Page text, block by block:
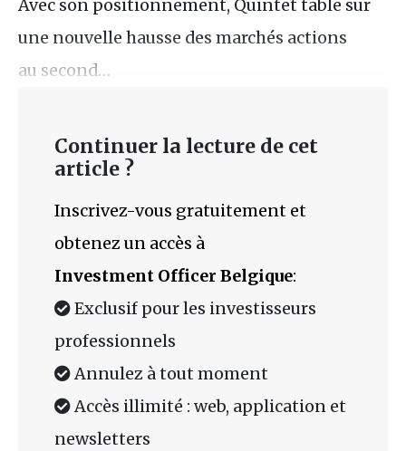
Avec son positionnement, Quintet table sur
une nouvelle hausse des marchés actions
au second…
Continuer la lecture de cet
article ?
Inscrivez-vous gratuitement et
obtenez un accès à
Investment Officer Belgique:
Exclusif pour les investisseurs
professionnels
Annulez à tout moment
Accès illimité : web, application et
newsletters